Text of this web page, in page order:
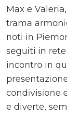
Max e
trama
noti in
seguiti in
incontro in
condivisione
e diverte,